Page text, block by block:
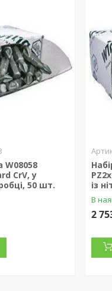
W08058
CrV, у
50 шт.
із
В
2